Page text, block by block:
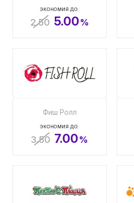
ЭКОНОМИЯ ДО:
2.50 5.00%
Фиш Ролл
ЭКОНОМИЯ ДО:
3.50 7.00%